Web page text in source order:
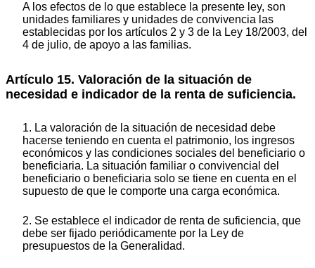
A los efectos de lo que establece la presente ley, son
unidades familiares y unidades de convivencia las
establecidas por los artículos 2 y 3 de la Ley 18/2003, del
4 de julio, de apoyo a las familias.
Artículo 15. Valoración de la situación de
necesidad e indicador de la renta de suficiencia.
1. La valoración de la situación de necesidad debe
hacerse teniendo en cuenta el patrimonio, los ingresos
económicos y las condiciones sociales del beneficiario o
beneficiaria. La situación familiar o convivencial del
beneficiario o beneficiaria solo se tiene en cuenta en el
supuesto de que le comporte una carga económica.
2. Se establece el indicador de renta de suficiencia, que
debe ser fijado periódicamente por la Ley de
presupuestos de la Generalidad.